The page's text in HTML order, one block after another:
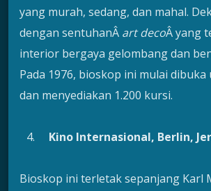
yang murah, sedang, dan mahal.
dengan sentuhanÂ art decoÂ yang
interior bergaya gelombang dan
Pada 1976, bioskop ini mulai
dan menyediakan 1.200 kursi.
Kino Internasional, Berlin,
Bioskop ini terletak sepanjang Karl